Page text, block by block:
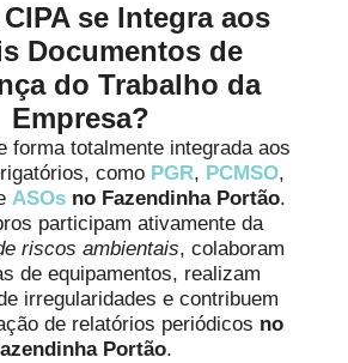
se Integra aos
Documentos de
do Trabalho da
Empresa?
forma totalmente integrada aos
como PGR, PCMSO,
ASOs no Fazendinha Portão.
participam ativamente da
riscos ambientais, colaboram
de equipamentos, realizam
irregularidades e contribuem
de relatórios periódicos no
Portão.